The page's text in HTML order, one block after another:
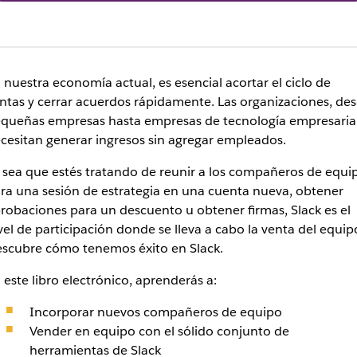
nuestra economía actual, es esencial acortar el ciclo de
y cerrar acuerdos rápidamente. Las organizaciones,
empresas hasta empresas de tecnología
generar ingresos sin agregar empleados.
sea que estés tratando de reunir a los compañeros de
una sesión de estrategia en una cuenta nueva, obtener
para un descuento u obtener firmas, Slack es el
de participación donde se lleva a cabo la venta del
cómo tenemos éxito en Slack.
este libro electrónico, aprenderás a:
Incorporar nuevos compañeros de equipo
Vender en equipo con el sólido conjunto de
herramientas de Slack